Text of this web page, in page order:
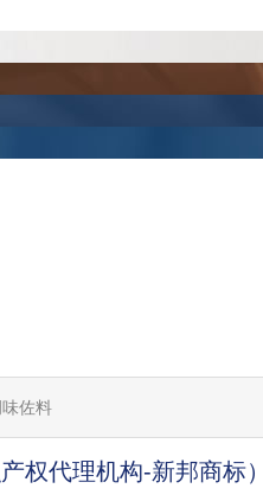
佐料
权代理机构-新邦商标）